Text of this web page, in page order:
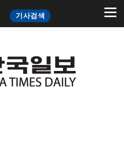
기사검색